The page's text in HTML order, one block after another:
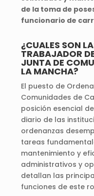
de la toma de
funcionario de
¿CUALES SON
TRABAJADOR
JUNTA DE
LA MANCHA?
El puesto de
Comunidades de
posición esencial
diario de las
ordenanzas
tareas
mantenimiento y
administrativos y
detallan las
funciones de este